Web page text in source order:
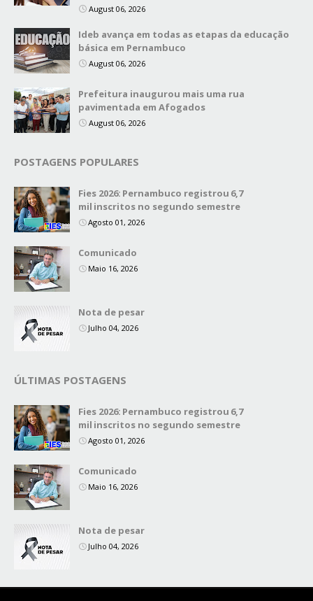
August 06, 2026
Ideb avança em todas as etapas da educação
básica em Pernambuco
August 06, 2026
Prefeitura inaugurou mais uma rua
pavimentada em Afogados
August 06, 2026
POSTAGENS POPULARES
Fies 2026: Pernambuco registrou 6,7
mil inscritos no segundo semestre
Agosto 01, 2026
Comunicado
Maio 16, 2026
Nota de pesar
Julho 04, 2026
ÚLTIMAS POSTAGENS
Fies 2026: Pernambuco registrou 6,7
mil inscritos no segundo semestre
Agosto 01, 2026
Comunicado
Maio 16, 2026
Nota de pesar
Julho 04, 2026